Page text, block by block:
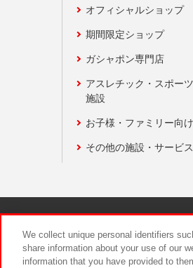
オフィシャルショップ
期間限定ショップ
ガシャポン専門店
アスレチック・スポー
施設
お子様・ファミリー向
その他の施設・サービス
We collect unique personal identifiers
share information about your use of our
information that you have provided to